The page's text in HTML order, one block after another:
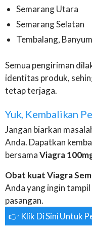
Semarang Utara
Semarang Selatan
Tembalang,
Semua pengiriman
identitas produk,
tetap terjaga.
Yuk, Kembalikan
Jangan biarkan
Anda. Dapatkan
bersamaViagra
Obat kuat Viagra
Anda yang ingin
pasangan.
👉 Klik Di Sini Untuk